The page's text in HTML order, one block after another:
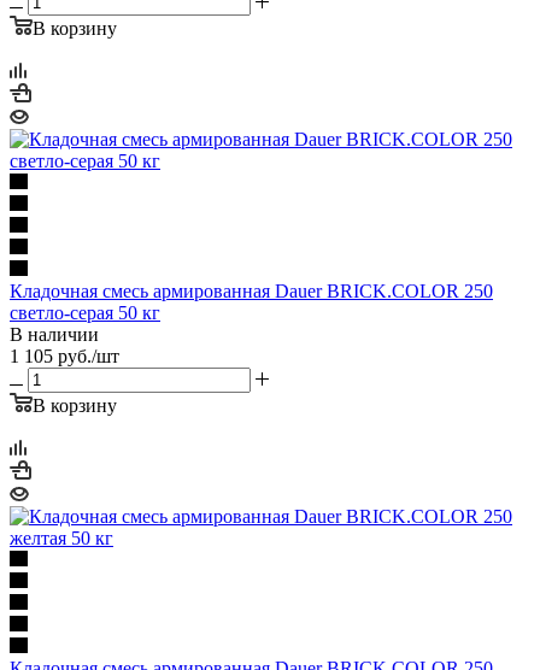
В корзину
Кладочная смесь армированная Dauer BRICK.COLOR 250
светло-серая 50 кг
В наличии
1 105 руб./шт
В корзину